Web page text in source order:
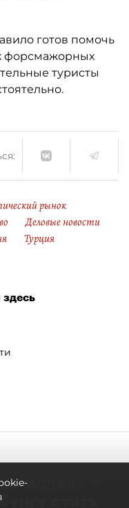
готов помочь
форсмажорных
туристы
рынок
Деловые новости
Турция
модель":
стать